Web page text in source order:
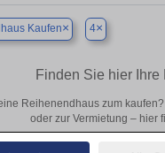
Kaufen× 4×
Finden Sie hier
Reihenendhaus zum
oder zur Vermietung – hier